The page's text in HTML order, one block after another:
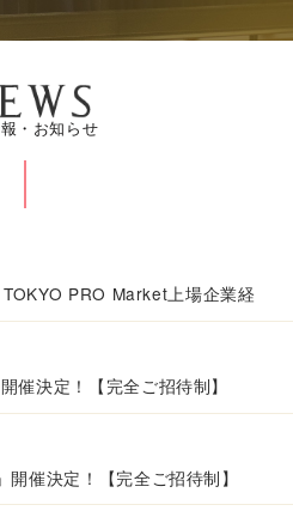
・お知らせ
PRO Market上場企業経
決定！【完全ご招待制】
催決定！【完全ご招待制】